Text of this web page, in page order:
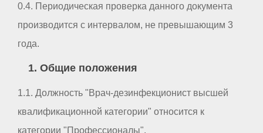
0.4. Периодическая проверка данного документа
производится с интервалом, не превышающим 3
года.
1. Общие положения
1.1. Должность "Врач-дезинфекционист высшей
квалификационной категории" относится к
категории "Профессионалы".